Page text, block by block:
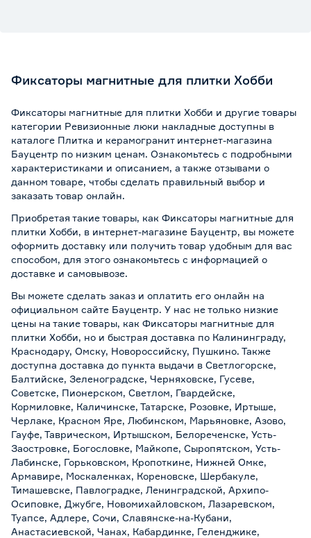
Фиксаторы магнитные для плитки Хобби
Фиксаторы магнитные для плитки Хобби и другие товары
категории Ревизионные люки накладные доступны в
каталоге Плитка и керамогранит интернет-магазина
Бауцентр по низким ценам. Ознакомьтесь с подробными
характеристиками и описанием, а также отзывами о
данном товаре, чтобы сделать правильный выбор и
заказать товар онлайн.
Приобретая такие товары, как Фиксаторы магнитные для
плитки Хобби, в интернет-магазине Бауцентр, вы можете
оформить доставку или получить товар удобным для вас
способом, для этого ознакомьтесь с информацией о
доставке и самовывозе.
Вы можете сделать заказ и оплатить его онлайн на
официальном сайте Бауцентр. У нас не только низкие
цены на такие товары, как Фиксаторы магнитные для
плитки Хобби, но и быстрая доставка по Калининграду,
Краснодару, Омску, Новороссийску, Пушкино. Также
доступна доставка до пункта выдачи в Светлогорске,
Балтийске, Зеленоградске, Черняховске, Гусеве,
Советске, Пионерском, Светлом, Гвардейске,
Кормиловке, Каличинске, Татарске, Розовке, Иртыше,
Черлаке, Красном Яре, Любинском, Марьяновке, Азово,
Гауфе, Таврическом, Иртышском, Белореченске, Усть-
Заостровке, Богословке, Майкопе, Сыропятском, Усть-
Лабинске, Горьковском, Кропоткине, Нижней Омке,
Армавире, Москаленках, Кореновске, Шербакуле,
Тимашевске, Павлоградке, Ленинградской, Архипо-
Осиповке, Джубге, Новомихайловском, Лазаревском,
Туапсе, Адлере, Сочи, Славянске-на-Кубани,
Анастасиевской, Чанах, Кабардинке, Геленджике,